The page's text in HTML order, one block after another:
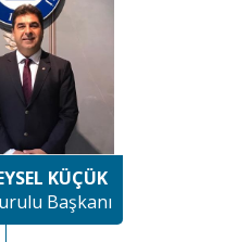
KÜÇÜK
Başkanı